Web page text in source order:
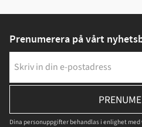
Prenumerera på vårt
Dina personuppgifter behandlas i enlighet med